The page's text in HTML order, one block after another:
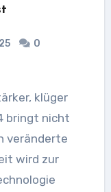
0
bringt nicht
veränderte
wird zur